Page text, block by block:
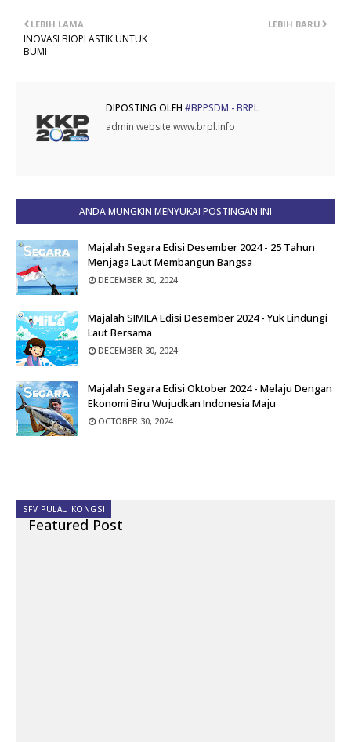
LEBIH BARU
LEBIH LAMA
INOVASI BIOPLASTIK UNTUK
BUMI
DIPOSTING OLEH #BPPSDM - BRPL
admin website www.brpl.info
ANDA MUNGKIN MENYUKAI POSTINGAN INI
Majalah Segara Edisi Desember 2024 - 25 Tahun
Menjaga Laut Membangun Bangsa
DECEMBER 30, 2024
Majalah SIMILA Edisi Desember 2024 - Yuk Lindungi
Laut Bersama
DECEMBER 30, 2024
Majalah Segara Edisi Oktober 2024 - Melaju Dengan
Ekonomi Biru Wujudkan Indonesia Maju
OCTOBER 30, 2024
Featured Post
SFV PULAU KONGSI